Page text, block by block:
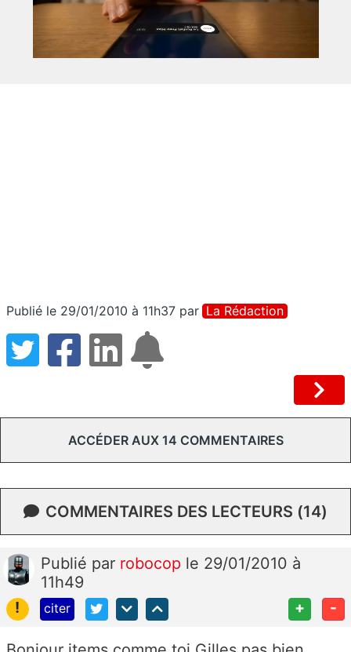
Publié le 29/01/2010 à 11h37 par La Rédaction
ACCÉDER AUX 14 COMMENTAIRES
COMMENTAIRES DES LECTEURS (14)
Publié par robocop le 29/01/2010 à
11h49
!
citer + -